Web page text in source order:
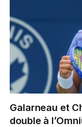
Galarneau et
double à